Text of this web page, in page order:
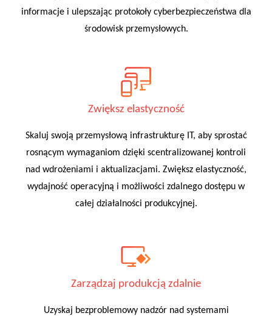
informacje i ulepszając protokoły cyberbezpieczeństwa dla
środowisk przemysłowych.
Zwiększ elastyczność
Skaluj swoją przemysłową infrastrukturę IT, aby sprostać
rosnącym wymaganiom dzięki scentralizowanej kontroli
nad wdrożeniami i aktualizacjami. Zwiększ elastyczność,
wydajność operacyjną i możliwości zdalnego dostępu w
całej działalności produkcyjnej.
Zarządzaj produkcją zdalnie
Uzyskaj bezproblemowy nadzór nad systemami